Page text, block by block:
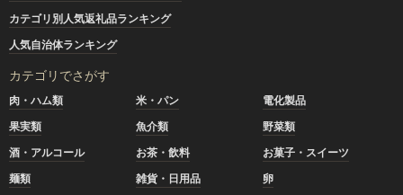
カテゴリ別人気返礼品ランキング
人気自治体ランキング
カテゴリでさがす
肉・ハム類 米・パン
電化製品
果実類
魚介類
野菜類
酒・アルコール
お茶・飲料
お菓子・スイーツ
麺類
雑貨・日用品
卵